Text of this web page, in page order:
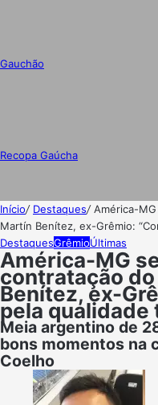
Gauchão
Recopa Gaúcha
Início/ Destaques/América-
Martín Benítez, ex-Grêmio:
DestaquesGrêmioÚltimas
América-MG
contratação
Benítez, ex-
pela qualidade
Meia argentino de
bons momentos na
Coelho